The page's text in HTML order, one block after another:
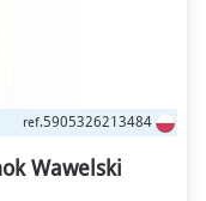
ref.5905326213484
Wawelski